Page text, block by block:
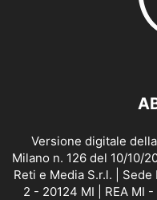
Versione digitale
Milano n. 126 del 10/10/
Reti e Media S.r.l. |
2 - 20124 MI | REA MI